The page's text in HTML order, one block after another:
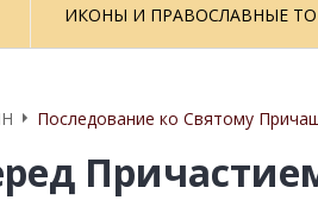
ИКОНЫ И ПРАВОСЛАВНЫЕ
Последование ко Святому